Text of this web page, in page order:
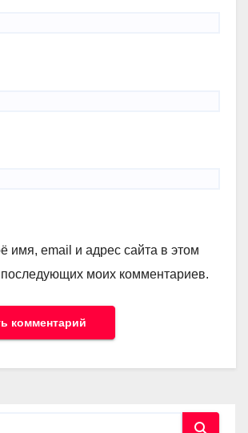
имя, email и адрес сайта в этом
последующих моих комментариев.